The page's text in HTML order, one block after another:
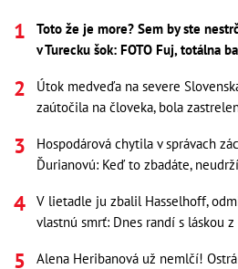
Toto že je more? Sem by ste
v Turecku šok: FOTO Fuj, totálna
Útok medveďa na severe
zaútočila na človeka, bola
Hospodárová chytila v správach
Ďurianovú: Keď to zbadáte,
V lietadle ju zbalil Hasselhoff,
vlastnú smrť: Dnes randí s láskou
Alena Heribanová už nemlčí!